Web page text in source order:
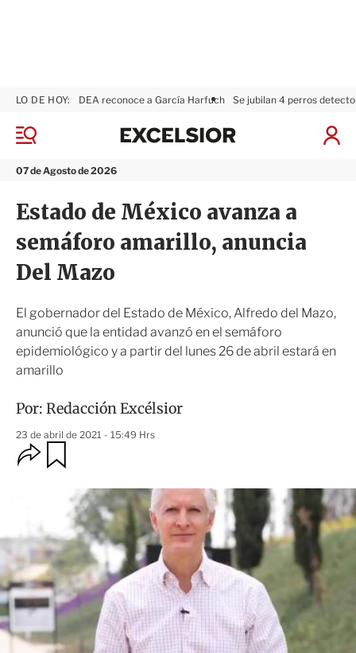
M
n
07 de Agosto de 2026
LO DE HOY: DEA reconoce a García Harfuch Se jubilan 4 perros
I
ó
n
x
i
r
Estado de México avanza a
semáforo amarillo, anuncia
Del Mazo
El gobernador del Estado de México, Alfredo del Mazo,
anunció que la entidad avanzó en el semáforo
epidemiológico y a partir del lunes 26 de abril estará en
amarillo
Por: Redacción Excélsior
23 de abril de 2021 - 15:49 Hrs
O
p
n
e
s
d
e
c
o
m
p
d
a
r